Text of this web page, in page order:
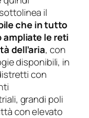
sottolinea il
che in tutto
le reti
dell’aria, con
disponibili, in
con
grandi poli
con elevato